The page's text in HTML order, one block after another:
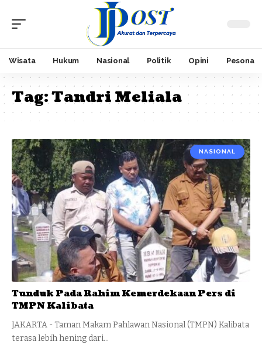
Wisata Hukum Nasional Politik Opini Pesona
Tag:Tandri Meliala
NASIONAL
Tunduk Pada Rahim Kemerdekaan Pers di
TMPN Kalibata
JAKARTA - Taman Makam Pahlawan Nasional (TMPN) Kalibata
terasa lebih hening dari…